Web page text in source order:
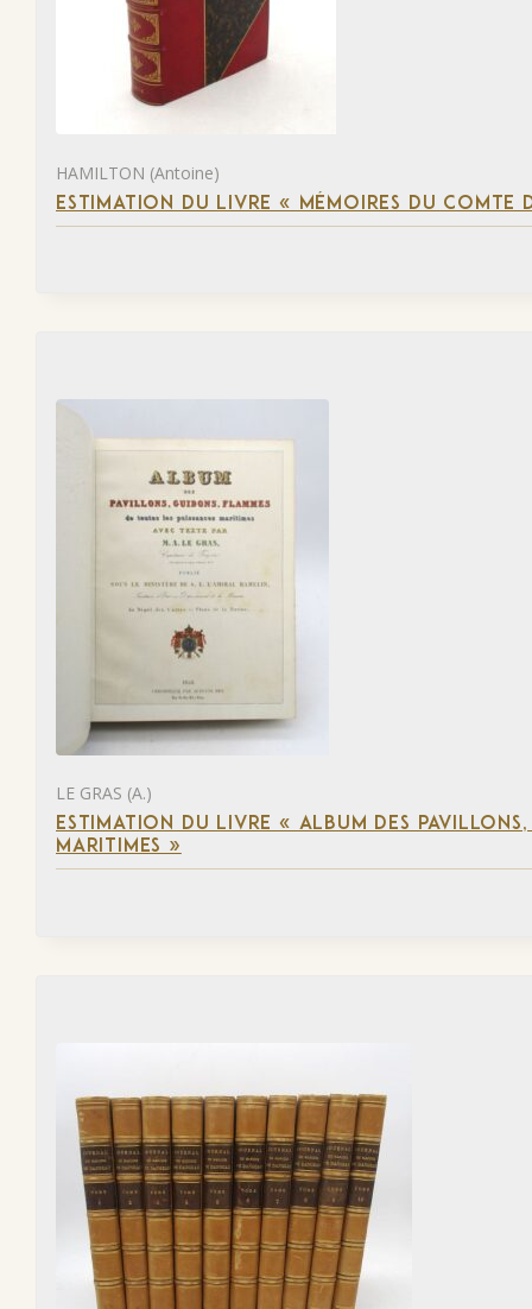
HAMILTON (Antoine)
ESTIMATION DU LIVRE « MÉMOIRES DU COMTE
LE GRAS (A.)
ESTIMATION DU LIVRE « ALBUM DES
MARITIMES »